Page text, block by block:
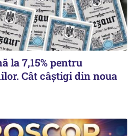
la 7,15% pentru
Cât câștigi din noua